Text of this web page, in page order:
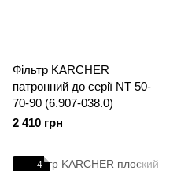
Фільтр KARCHER
патронний до серії NT 50-
70-90 (6.907-038.0)
2 410 грн
4